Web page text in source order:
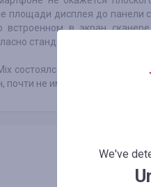
площади дисплея до панели
в экран
стандарту IP68.
состоялся в ноябре 2016-го.
не имеющий рамки с двух
We've